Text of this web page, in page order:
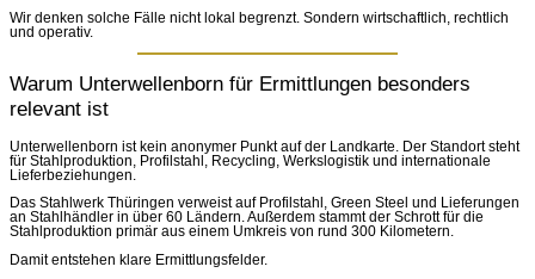
Wir denken solche Fälle nicht lokal begrenzt. Sondern wirtschaftlich, rechtlich
und operativ.
Warum Unterwellenborn für Ermittlungen besonders
relevant ist
Unterwellenborn ist kein anonymer Punkt auf der Landkarte. Der Standort steht
für Stahlproduktion, Profilstahl, Recycling, Werkslogistik und internationale
Lieferbeziehungen.
Das Stahlwerk Thüringen verweist auf Profilstahl, Green Steel und Lieferungen
an Stahlhändler in über 60 Ländern. Außerdem stammt der Schrott für die
Stahlproduktion primär aus einem Umkreis von rund 300 Kilometern.
Damit entstehen klare Ermittlungsfelder.